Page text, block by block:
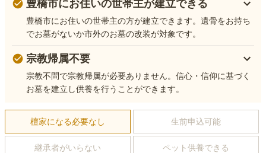
豊橋市にお住いの世帯主が建立できる
豊橋市にお住いの世帯主の方が建立できます。遺骨をお持ち
でお墓がないか市外のお墓の改装が対象です。
宗教帰属不要
宗教不問で宗教帰属が必要ありません。信心・信仰に基づく
お墓を建立し供養を行うことができます。
檀家になる必要なし 生前申込可能
継承者がいらない ペット供養できる